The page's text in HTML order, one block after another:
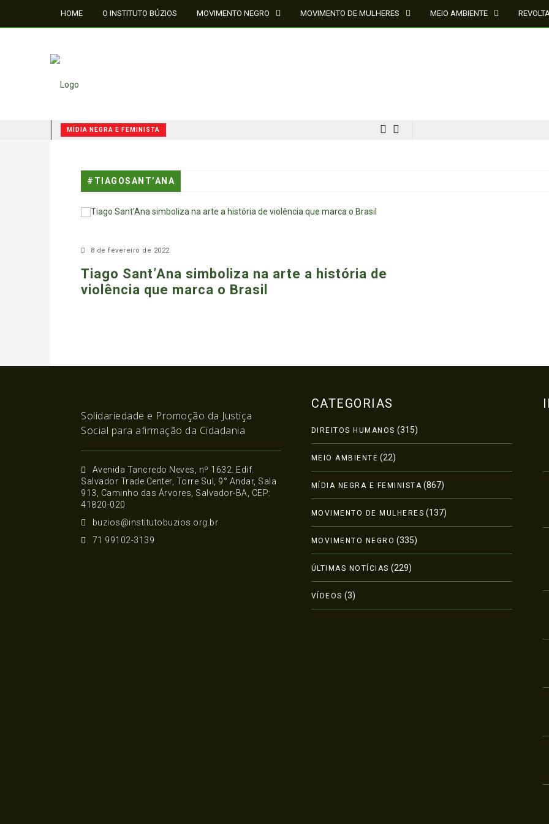
HOME O INSTITUTO BÚZIOS MOVIMENTO NEGRO MOVIMENTO DE MULHERES MEIO AMBIENTE
MÍDIA NEGRA E FEMINISTA
#TIAGOSANT’ANA
8 de fevereiro de 2022
Tiago Sant’Ana simboliza na arte a história de
violência que marca o Brasil
Solidariedade e Promoção da Justiça
Social para afirmação da Cidadania
Avenida Tancredo Neves, nº 1632. Edif.
Salvador Trade Center, Torre Sul, 9° Andar, Sala
913, Caminho das Árvores, Salvador-BA, CEP:
41820-020
buzios@institutobuzios.org.br
71 99102-3139
CATEGORIAS
DIREITOS HUMANOS (315)
MEIO AMBIENTE (22)
MÍDIA NEGRA E FEMINISTA (867)
MOVIMENTO DE MULHERES (137)
MOVIMENTO NEGRO (335)
ÚLTIMAS NOTÍCIAS (229)
VÍDEOS (3)